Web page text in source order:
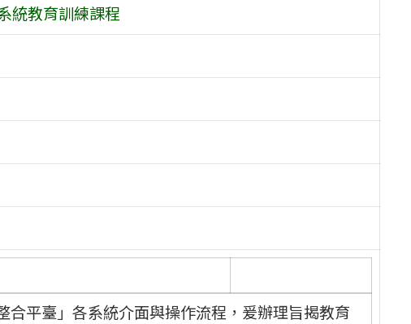
統教育訓練課程
合平臺」各系統介面與操作流程，爰辦理旨揭教育